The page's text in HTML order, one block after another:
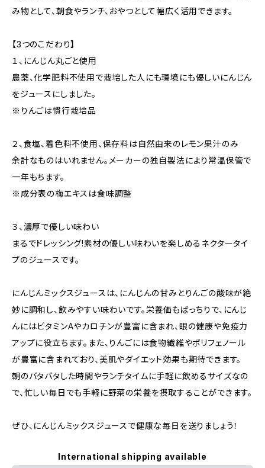
み物として、朝食やランチ、おやつとして幅広く活用できます。
【3つのこだわり】
１、にんじん丸ごと使用
農薬、化学肥料不使用で栽培した人にも環境にも優しいにんじん
をジュースにしました。
※りんごは慣行栽培品
２、食塩、着色料不使用、保存料は自然由来のレモン果汁のみ
余計なものはいれません。メーカーの独自製法により常温保管で
一年もちます。
※成分表の梅エキスは食味調整
３、濃厚で優しい味わい
まるでドレッシング!素材の優しい味わいを楽しめるネクタータイ
プのジュースです。
にんじんミックスジュースは、にんじんの甘みとりんごの酸味が絶
妙に調和し、飲みやすい味わいです。栄養価もばっちりで、にんじ
んにはビタミンAやカロチンが豊富に含まれ、眼の健康や免疫力
アップに役立ちます。また、りんごには食物繊維やポリフェノール
が豊富に含まれており、美肌やダイエット効果も期待できます。
朝のバタバタした時間やランチタイムに手軽に飲めるサイズなの
で、忙しい毎日でも手軽に野菜の栄養を摂取することができます。
ぜひ、にんじんミックスジュースで健康な毎日を送りましょう！
International shipping available